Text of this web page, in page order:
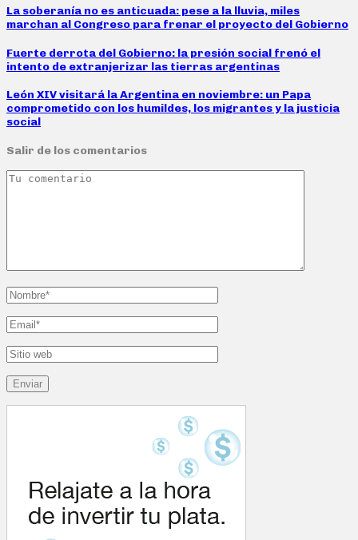
La soberanía no es anticuada: pese a la lluvia, miles
marchan al Congreso para frenar el proyecto del Gobierno
Fuerte derrota del Gobierno: la presión social frenó el
intento de extranjerizar las tierras argentinas
León XIV visitará la Argentina en noviembre: un Papa
comprometido con los humildes, los migrantes y la justicia
social
Salir de los comentarios